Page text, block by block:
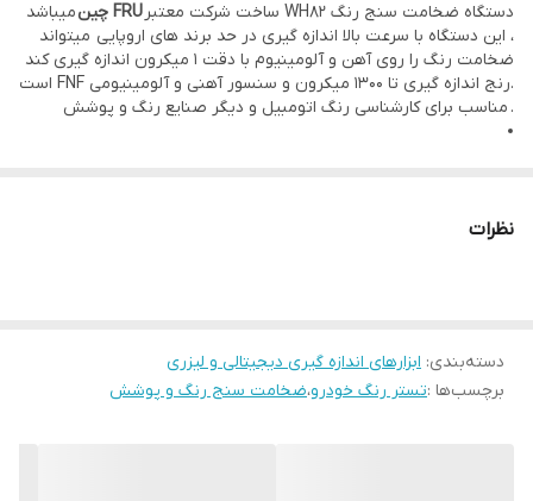
دستگاه ضخامت سنج رنگ WH82 ساخت شرکت معتبر
میباشد
، این دستگاه با سرعت بالا اندازه گیری در حد برند های اروپایی میتواند
ضخامت رنگ را روی آهن و آلومینیوم با دقت 1 میکرون اندازه گیری کند
.رنج اندازه گیری تا 1300 میکرون و سنسور آهنی و آلومینیومی FNF است
. مناسب برای کارشناسی رنگ اتومبیل و دیگر صنایع رنگ و پوشش
نظرات
دسته‌بندی: ابزارهای اندازه گیری دیجیتالی و لیزری
برچسب‌ها :تستر رنگ خودرو،ضخامت سنج رنگ و پوشش